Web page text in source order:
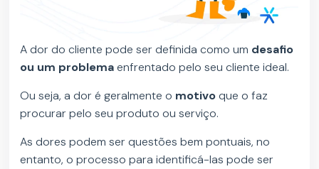
A dor do cliente pode ser definida como um desafio
ou um problemaenfrentado pelo seu cliente ideal.
Ou seja, a dor é geralmente o motivoque o faz
procurar pelo seu produto ou serviço.
As dores podem ser questões bem pontuais, no
entanto, o processo para identificá-las pode ser